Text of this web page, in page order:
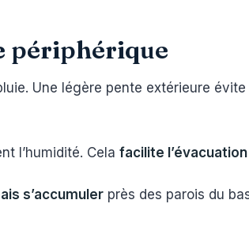
périphérique
Une légère pente extérieure
l’humidité. Cela facilite
s’accumuler près des parois du